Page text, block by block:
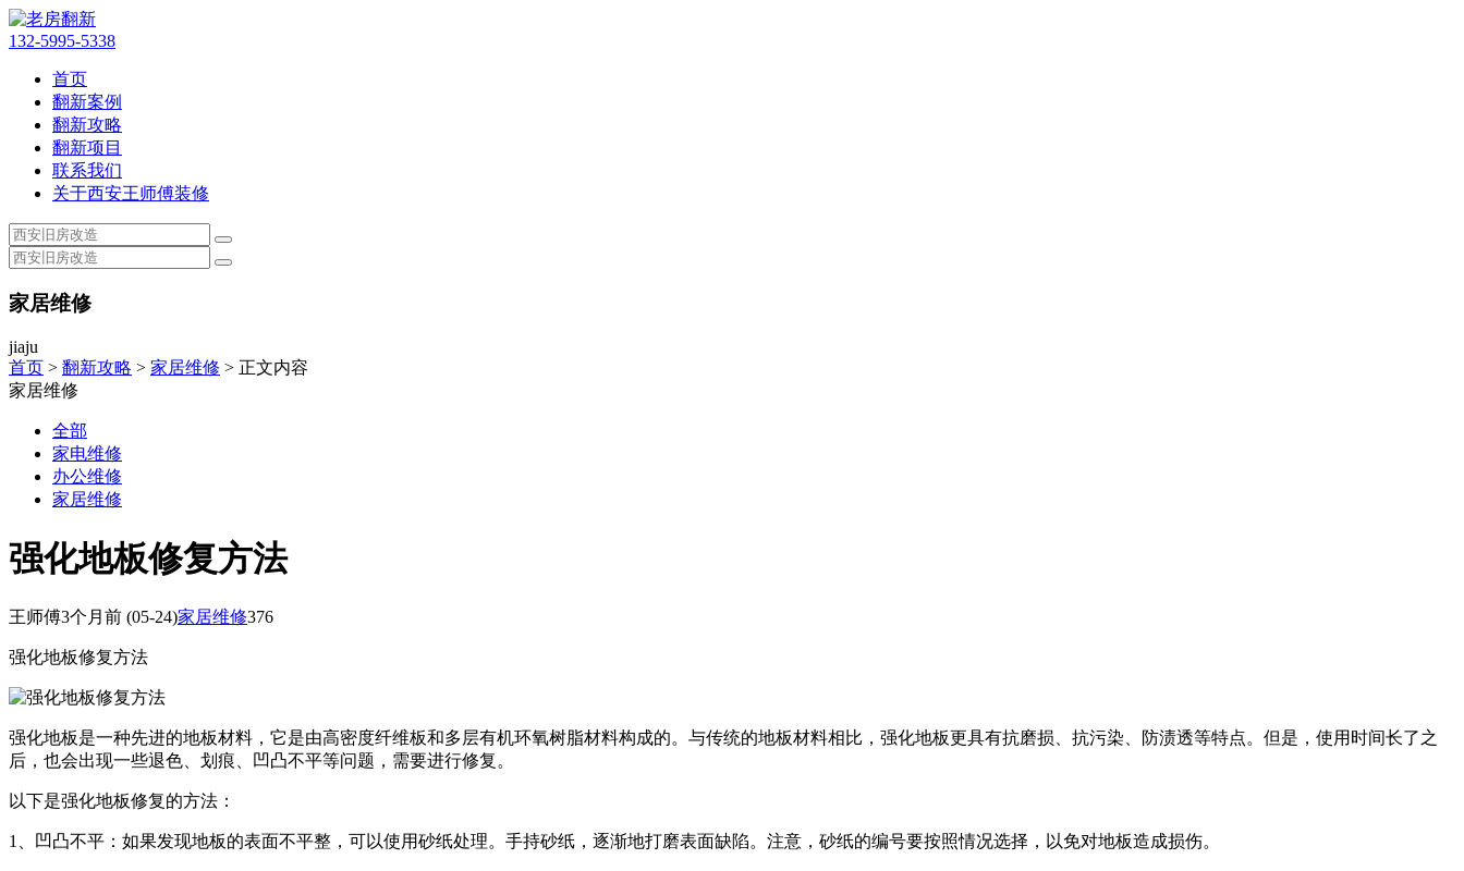
132-5995-5338
首页
翻新案例
翻新攻略
翻新项目
联系我们
关于西安王师傅装修
家居维修
jiaju
首页 > 翻新攻略 > 家居维修 > 正文内容
家居维修
全部
家电维修
办公维修
家居维修
强化地板修复方法
王师傅3个月前 (05-24)家居维修376
强化地板修复方法
强化地板是一种先进的地板材料，它是由高密度纤维板和多层有机环氧树脂材料构成的。与传统的地板材料相比，强化地板更具有抗磨损、抗污染、防渍透等特点。但是，使用时间长了之
后，也会出现一些退色、划痕、凹凸不平等问题，需要进行修复。
以下是强化地板修复的方法：
1、凹凸不平：如果发现地板的表面不平整，可以使用砂纸处理。手持砂纸，逐渐地打磨表面缺陷。注意，砂纸的编号要按照情况选择，以免对地板造成损伤。